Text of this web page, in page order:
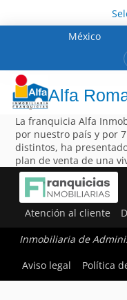
México
Alfa
La franquicia Alfa
por nuestro país y por
distintos, ha
plan de venta de una
Atención al cliente
Inmobiliaria de
Aviso legal
Política